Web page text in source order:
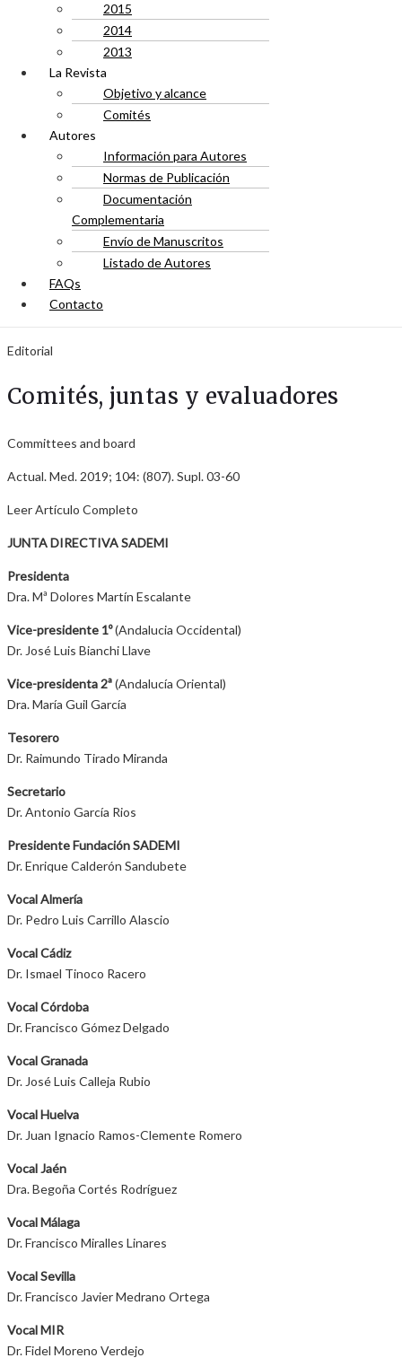
2015
2014
2013
La Revista
Objetivo y alcance
Comités
Autores
Información para Autores
Normas de Publicación
Documentación
Complementaria
Envío de Manuscritos
Listado de Autores
FAQs
Contacto
Editorial
Comités, juntas y evaluadores
Committees and board
Actual. Med. 2019; 104: (807). Supl. 03-60
Leer Artículo Completo
JUNTA DIRECTIVA SADEMI
Presidenta
Dra. Mª Dolores Martín Escalante
Vice-presidente 1º(Andalucia Occidental)
Dr. José Luis Bianchi Llave
Vice-presidenta 2ª(Andalucía Oriental)
Dra. María Guil García
Tesorero
Dr. Raimundo Tirado Miranda
Secretario
Dr. Antonio García Rios
Presidente Fundación SADEMI
Dr. Enrique Calderón Sandubete
Vocal Almería
Dr. Pedro Luis Carrillo Alascio
Vocal Cádiz
Dr. Ismael Tinoco Racero
Vocal Córdoba
Dr. Francisco Gómez Delgado
Vocal Granada
Dr. José Luis Calleja Rubio
Vocal Huelva
Dr. Juan Ignacio Ramos-Clemente Romero
Vocal Jaén
Dra. Begoña Cortés Rodríguez
Vocal Málaga
Dr. Francisco Miralles Linares
Vocal Sevilla
Dr. Francisco Javier Medrano Ortega
Vocal MIR
Dr. Fidel Moreno Verdejo